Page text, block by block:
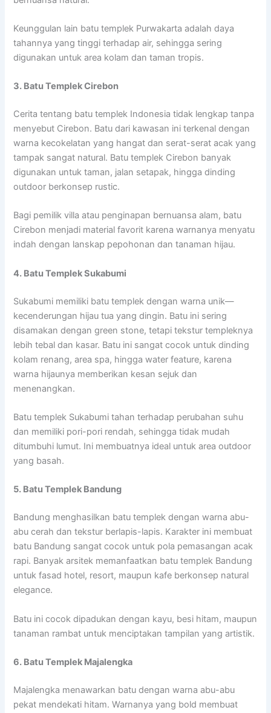
Keunggulan lain batu templek Purwakarta adalah daya
tahannya yang tinggi terhadap air, sehingga sering
digunakan untuk area kolam dan taman tropis.
3. Batu Templek Cirebon
Cerita tentang batu templek Indonesia tidak lengkap tanpa
menyebut Cirebon. Batu dari kawasan ini terkenal dengan
warna kecokelatan yang hangat dan serat-serat acak yang
tampak sangat natural. Batu templek Cirebon banyak
digunakan untuk taman, jalan setapak, hingga dinding
outdoor berkonsep rustic.
Bagi pemilik villa atau penginapan bernuansa alam, batu
Cirebon menjadi material favorit karena warnanya menyatu
indah dengan lanskap pepohonan dan tanaman hijau.
4. Batu Templek Sukabumi
Sukabumi memiliki batu templek dengan warna unik—
kecenderungan hijau tua yang dingin. Batu ini sering
disamakan dengan green stone, tetapi tekstur templeknya
lebih tebal dan kasar. Batu ini sangat cocok untuk dinding
kolam renang, area spa, hingga water feature, karena
warna hijaunya memberikan kesan sejuk dan
menenangkan.
Batu templek Sukabumi tahan terhadap perubahan suhu
dan memiliki pori-pori rendah, sehingga tidak mudah
ditumbuhi lumut. Ini membuatnya ideal untuk area outdoor
yang basah.
5. Batu Templek Bandung
Bandung menghasilkan batu templek dengan warna abu-
abu cerah dan tekstur berlapis-lapis. Karakter ini membuat
batu Bandung sangat cocok untuk pola pemasangan acak
rapi. Banyak arsitek memanfaatkan batu templek Bandung
untuk fasad hotel, resort, maupun kafe berkonsep natural
elegance.
Batu ini cocok dipadukan dengan kayu, besi hitam, maupun
tanaman rambat untuk menciptakan tampilan yang artistik.
6. Batu Templek Majalengka
Majalengka menawarkan batu dengan warna abu-abu
pekat mendekati hitam. Warnanya yang bold membuat